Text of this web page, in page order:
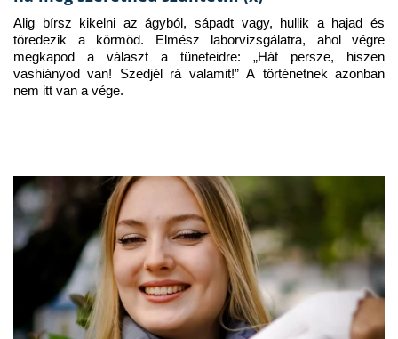
Alig bírsz kikelni az ágyból, sápadt vagy, hullik a hajad és
töredezik a körmöd. Elmész laborvizsgálatra, ahol végre
megkapod a választ a tüneteidre: „Hát persze, hiszen
vashiányod van! Szedjél rá valamit!” A történetnek azonban
nem itt van a vége.